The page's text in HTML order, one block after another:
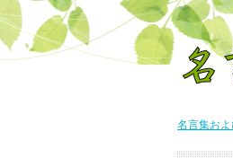
名言集お